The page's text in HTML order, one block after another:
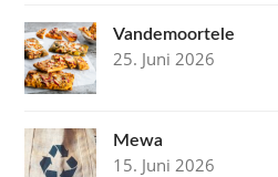
Vandemoortele
25. Juni 2026
Mewa
15. Juni 2026